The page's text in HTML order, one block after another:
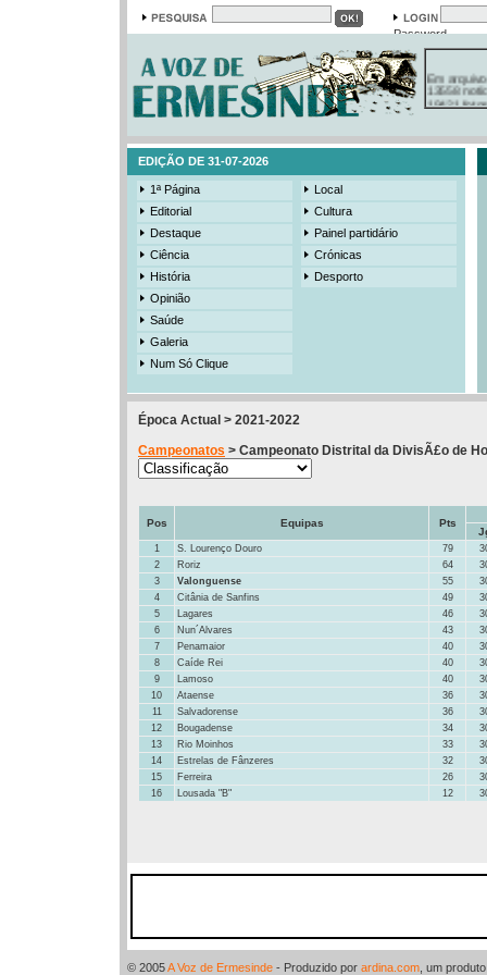
Password
Em arquivo
13558
19421
385
EDIÇÃO DE 31-07-2026
1ª Página
Editorial
Destaque
Ciência
História
Opinião
Saúde
Galeria
Num Só Clique
Local
Cultura
Painel partidário
Crónicas
Desporto
Época Actual > 2021-2022
Campeonatos > Campeonato Distrital da DivisÃ£o de
Pos Equipas Pts
1 S. Lourenço Douro 79
2
Roriz 64
3
Valonguense 55
4
Citânia de Sanfins 49
5
Lagares 46
6
Nun´Alvares 43
7
Penamaior 40
8
Caíde Rei 40
9
Lamoso 40
10
Ataense 36
11
Salvadorense 36
12
Bougadense 34
13
Rio Moinhos 33
14
Estrelas de Fânzeres 32
15
Ferreira 26
16
Lousada "B" 12
© 2005A Voz de Ermesinde - Produzido por ardina.com , um